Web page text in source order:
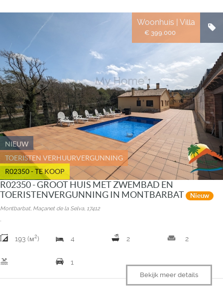
NIEUW
TOERISTEN VERHUURVERGUNNING
R02350 - TE KOOP
Woonhuis | Villa
€ 399.000
R02350 - GROOT HUIS MET ZWEMBAD EN
TOERISTENVERGUNNING IN MONTBARBAT
Nieuw
Montbarbat, Maçanet de la Selva, 17412
193 (м2) 4 2 weekend 2
pool 1
Bekijk meer details